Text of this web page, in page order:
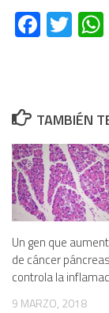
TAMBIÉN
Un gen que
de cáncer
controla la
9 MARZO, 2018